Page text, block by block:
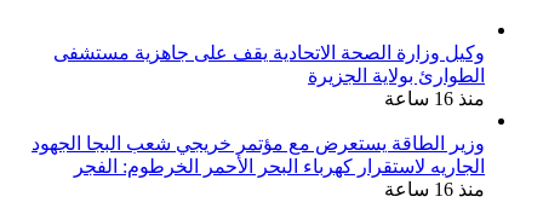
وكيل وزارة الصحة الاتحادية يقف على جاهزية مستشفى
الطوارئ بولاية الجزيرة
منذ 16 ساعة
وزير الطاقة يستعرض مع مؤتمر خريجي شعب البجا الجهود
الجاريه لاستقرار كهرباء البحر الأحمر الخرطوم: الفجر
منذ 16 ساعة